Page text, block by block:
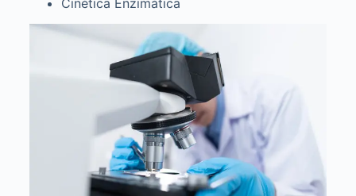
Cinética Enzimática